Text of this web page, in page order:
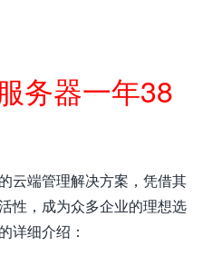
务器一年38
云端管理解决方案，凭借其
性，成为众多企业的理想选
详细介绍：